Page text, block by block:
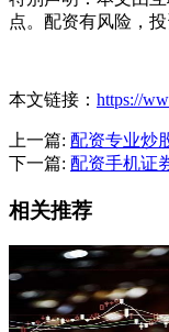
点。配资有风险，投
本文链接： https://
上一篇: 配资专业炒
下一篇: 配资手机证
相关推荐